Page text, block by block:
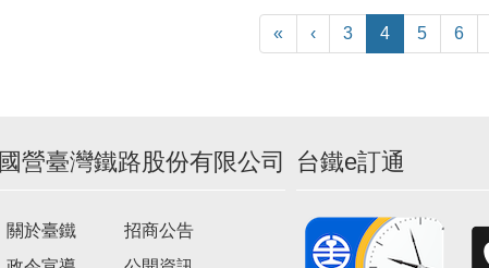
« ‹ 3 4(current)
5 6
國營臺灣鐵路股份有限公司
關於臺鐵
招商公告
台鐵e訂通